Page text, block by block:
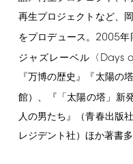
再生プロジェクトなど、
をプロデュース。 2005年
ジャズレーベル〈 Days
『万博の歴史』『太陽の
館）、『「太陽の塔」新
人の男たち』（青春出版
レジデント社）ほか著書多